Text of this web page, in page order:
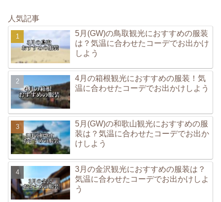
人気記事
5月(GW)の鳥取観光におすすめの服装
は？気温に合わせたコーデでお出かけ
しよう
4月の箱根観光におすすめの服装！気
温に合わせたコーデでお出かけしよう
5月(GW)の和歌山観光におすすめの服
装は？気温に合わせたコーデでお出か
けしよう
3月の金沢観光におすすめの服装は？
気温に合わせたコーデでお出かけしよ
う